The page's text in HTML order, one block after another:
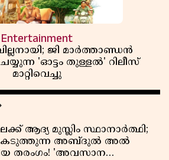
Entertainment
ജി മാർത്താണ്ഡൻ
'ഓട്ടം തുള്ളൽ' റിലീസ്
മാറ്റിവെച്ചു
ആദ്യ മുസ്ലിം സ്ഥാനാർത്ഥി;
കെടുത്തുന്ന അബ്ദുൽ അൽ
തരംഗം! 'അവസാന